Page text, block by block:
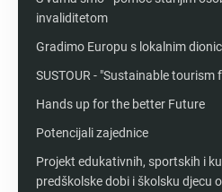
invaliditetom
Gradimo Europu s lokalnim
SUSTOUR - "Sustainable
Hands up for the better Future
Potencijali zajednice
Projekt edukativnih, sportskih i
predškolske dobi i školsku djecu